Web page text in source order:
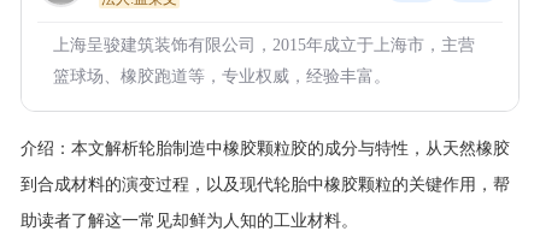
上海呈骏建筑装饰有限公司，2015年成立于上海市，主营
篮球场、橡胶跑道等，专业权威，经验丰富。
介绍： 本文解析轮胎制造中橡胶颗粒胶的成分与特性，从天然橡胶
到合成材料的演变过程，以及现代轮胎中橡胶颗粒的关键作用，帮
助读者了解这一常见却鲜为人知的工业材料。